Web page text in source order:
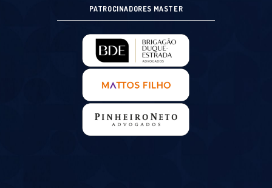
PATROCINADORES MASTER